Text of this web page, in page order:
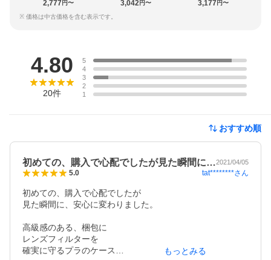
2,777円〜 3,042 円〜 3,177円〜
※ 価格は中古価格を含む表示です。
4.80
20件
5
4
3
2
1
おすすめ順
初めての、購入で心配でしたが見た瞬間に…2021/04/05
5.0 tat********さん
初めての、購入で心配でしたが
見た瞬間に、安心に変わりました。
高級感のある、梱包に
レンズフィルターを
確実に守るプラのケース
もっとみる